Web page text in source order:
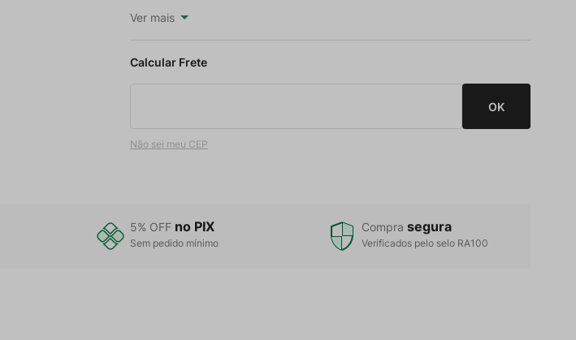
Ver mais
Não sei meu CEP
5% OFF no PIX
Sem pedido mínimo
Compra segura
Verificados pelo selo RA100